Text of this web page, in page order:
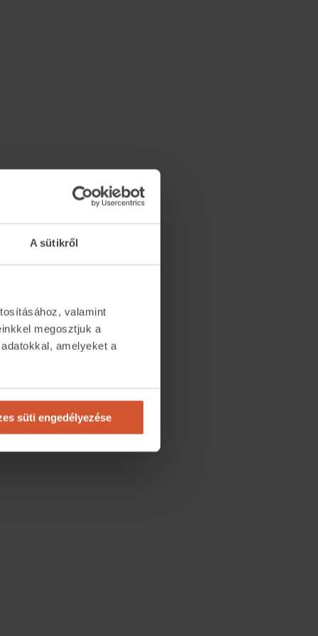
A sütikről
valamint
megosztjuk a
amelyeket a
süti engedélyezése